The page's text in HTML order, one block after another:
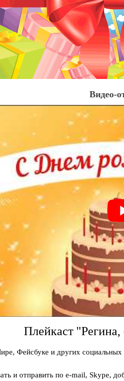
Видео-
Плейкаст
Фейсбуке и других социальных
и отправить по e-mail, Skype,